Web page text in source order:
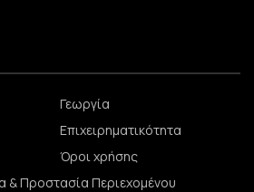
Γεωργία
Επιχειρηματικότητα
Όροι χρήσης
& Προστασία Περιεχομένου